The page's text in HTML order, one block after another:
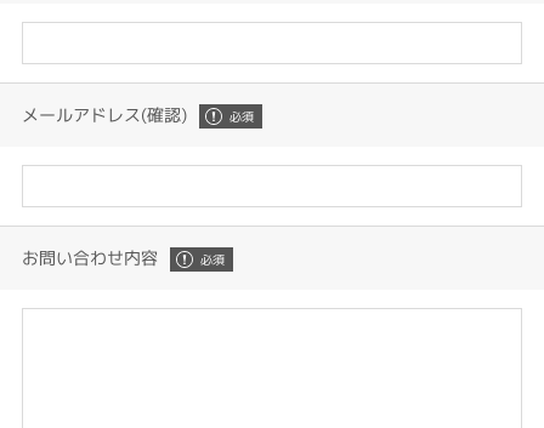
メールアドレス(確認)
お問い合わせ内容